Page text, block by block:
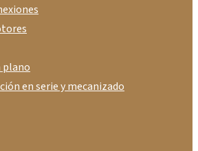
plano
en serie y mecanizado